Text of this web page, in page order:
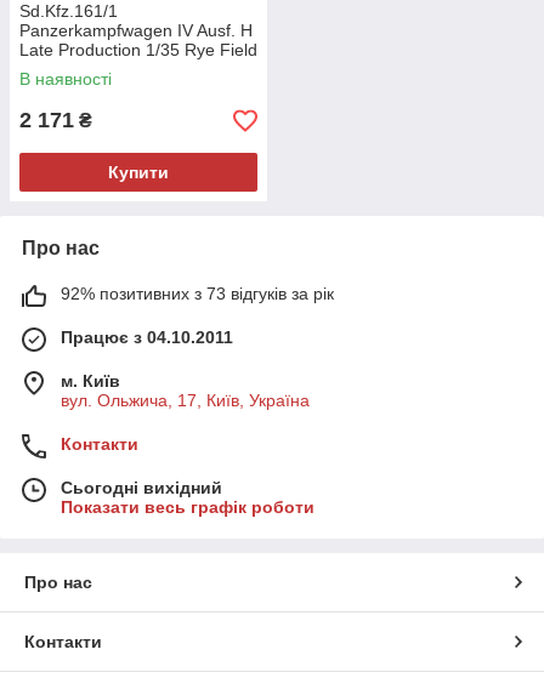
Sd.Kfz.161/1
Panzerkampfwagen IV Ausf. H
Late Production 1/35 Rye Field
Model 5127
В наявності
2 171 ₴
Купити
Про нас
92% позитивних з 73 відгуків за рік
Працює з 04.10.2011
м. Київ
вул. Ольжича, 17, Київ, Україна
Контакти
Сьогодні вихідний
Показати весь графік роботи
Про нас
Контакти